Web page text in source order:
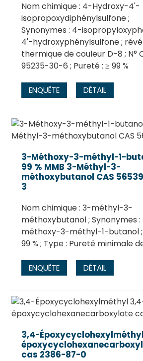
Nom chimique : 4-Hydroxy-4'-
isopropoxydiphénylsulfone ;
Synonymes : 4-
4'-hydroxyphénylsulfone ;
thermique de couleur D-8 ; N°
95235-30-6 ; Pureté : ≥ 99 %
ENQUÊTE DÉTAIL
3-Méthoxy-3-méthyl-1-
99 % MMB 3-Méthyl-3-
méthoxybutanol CAS
3
Nom chimique : 3-méthyl-3-
méthoxybutanol ; Synonymes :
méthoxy-3-méthyl-1-butanol ;
99 % ; Type : Pureté minimale
ENQUÊTE DÉTAIL
3,4-
cas 2386-87-0